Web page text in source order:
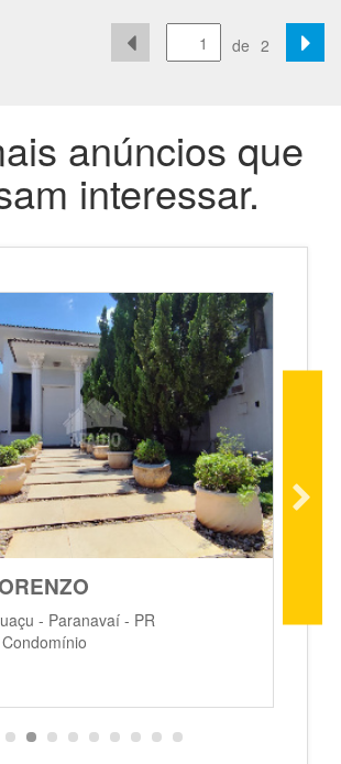
de 2
anúncios que
interessar.
- Paranavaí - PR